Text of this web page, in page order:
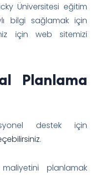
Üniversitesi eğitim
bilgi sağlamak için
için web sitemizi
Planlama
destek için
.
planlamak